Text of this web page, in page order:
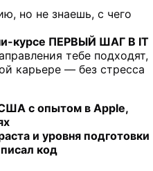
но не знаешь, с чего
курсе ПЕРВЫЙ ШАГ В IT
тебе подходят,
карьере — без стресса
с опытом в Apple,
и уровня подготовки
код